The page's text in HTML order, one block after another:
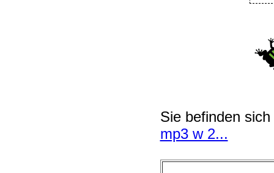
Sie befinden
mp3 w 2...